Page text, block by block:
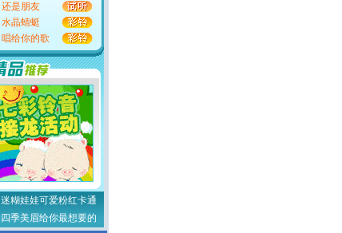
还是朋友
水晶蜻蜓
唱给你的歌
迷糊娃娃可爱粉红卡通
四季美眉给你最想要的